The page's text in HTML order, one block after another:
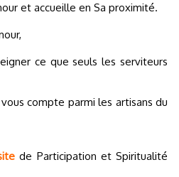
et accueille en Sa proximité.
ce que seuls les serviteurs
compte parmi les artisans du
de Participation et Spiritualité